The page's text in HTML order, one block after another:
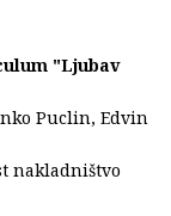
"Ljubav
Puclin, Edvin
nakladništvo